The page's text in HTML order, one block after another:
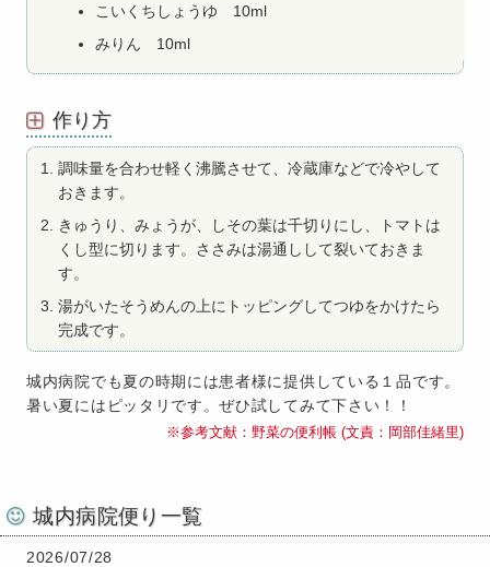
こいくちしょうゆ 10ml
みりん 10ml
作り方
調味量を合わせ軽く沸騰させて、冷蔵庫などで冷やして
おきます。
きゅうり、みょうが、しその葉は千切りにし、トマトは
くし型に切ります。ささみは湯通しして裂いておきま
す。
湯がいたそうめんの上にトッピングしてつゆをかけたら
完成です。
城内病院でも夏の時期には患者様に提供している１品です。
暑い夏にはピッタリです。ぜひ試してみて下さい！！
参考文献：野菜の便利帳 (文責：岡部佳緒里)
城内病院便り一覧
2026/07/28